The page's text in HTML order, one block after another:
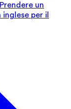
Prendere un
per il